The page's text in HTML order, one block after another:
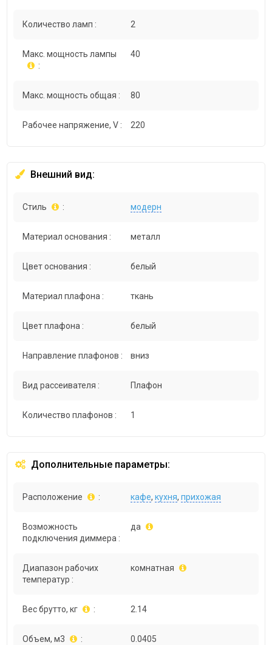
Количество ламп : 2
Макс. мощность лампы
:
40
Макс. мощность общая : 80
Рабочее напряжение, V : 220
Внешний вид:
Стиль : модерн
Материал основания : металл
Цвет основания : белый
Материал плафона : ткань
Цвет плафона : белый
Направление плафонов : вниз
Вид рассеивателя : Плафон
Количество плафонов : 1
Дополнительные параметры:
Расположение : кафе,кухня,прихожая
Возможность
подключения диммера :
да
Диапазон рабочих
температур :
комнатная
Вес брутто, кг : 2.14
Объем, м3 : 0.0405